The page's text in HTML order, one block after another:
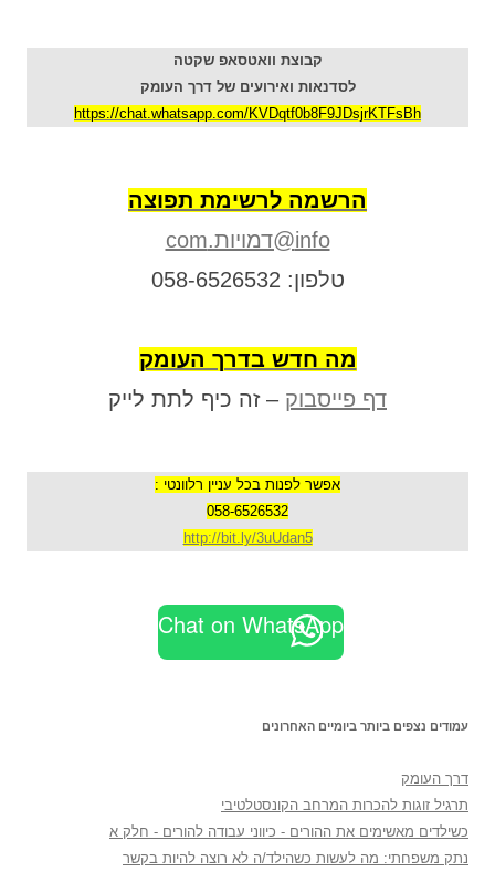
קבוצת וואטסאפ שקטה
לסדנאות ואירועים של דרך העומק
https://chat.whatsapp.com/KVDqtf0b8F9JDsjrKTFsBh
הרשמה לרשימת תפוצה
info@דמויות.com
טלפון: 058-6526532
מה חדש בדרך העומק
דף פייסבוק – זה כיף לתת לייק
אפשר לפנות בכל עניין רלוונטי :
058-6526532
http://bit.ly/3uUdan5
Chat on WhatsApp
עמודים נצפים ביותר ביומיים האחרונים
דרך העומק
תרגיל זוגות להכרות המרחב הקונסטלטיבי
כשילדים מאשימים את ההורים - כיווני עבודה להורים - חלק א
נתק משפחתי: מה לעשות כשהילד/ה לא רוצה להיות בקשר